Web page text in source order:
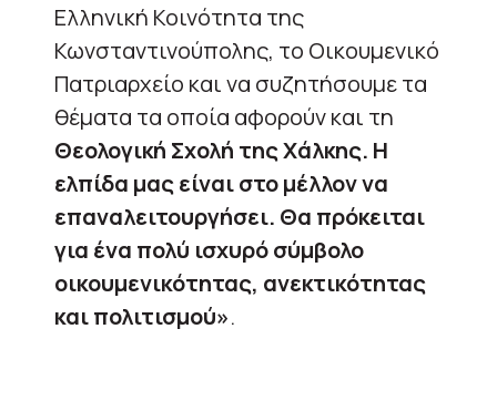
Ελληνική Κοινότητα της
Κωνσταντινούπολης, το Οικουμενικό
Πατριαρχείο και να συζητήσουμε τα
θέματα τα οποία αφορούν και τη
Θεολογική Σχολή της Χάλκης. Η
ελπίδα μας είναι στο μέλλον να
επαναλειτουργήσει. Θα πρόκειται
για ένα πολύ ισχυρό σύμβολο
οικουμενικότητας, ανεκτικότητας
και πολιτισμού».